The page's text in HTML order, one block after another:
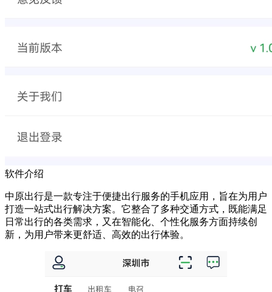
软件介绍
中原出行是一款专注于便捷出行服务的手机应用，旨在为用户
打造一站式出行解决方案。它整合了多种交通方式，既能满足
日常出行的各类需求，又在智能化、个性化服务方面持续创
新，为用户带来更舒适、高效的出行体验。